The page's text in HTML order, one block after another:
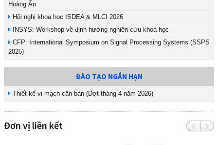
Hoàng Ấn
Hội nghị khoa học ISDEA & MLCI 2026
INSYS: Workshop về định hướng nghiên cứu khoa học
CFP: International Symposium on Signal Processing Systems (SSPS
2025)
ĐÀO TẠO NGẮN HẠN
Thiết kế vi mạch căn bản (Đợt tháng 4 năm 2026)
Đơn vị liên kết